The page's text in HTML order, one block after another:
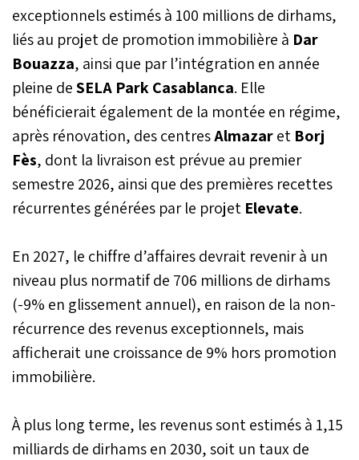
exceptionnels estimés à 100 millions de dirhams,
liés au projet de promotion immobilière à Dar
Bouazza, ainsi que par l’intégration en année
pleine deSELA Park Casablanca. Elle
bénéficierait également de la montée en régime,
après rénovation, des centresAlmazaret Borj
Fès, dont la livraison est prévue au premier
semestre 2026, ainsi que des premières recettes
récurrentes générées par le projet Elevate.
En 2027, le chiffre d’affaires devrait revenir à un
niveau plus normatif de 706 millions de dirhams
(-9% en glissement annuel), en raison de la non-
récurrence des revenus exceptionnels, mais
afficherait une croissance de 9% hors promotion
immobilière.
À plus long terme, les revenus sont estimés à 1,15
milliards de dirhams en 2030, soit un taux de